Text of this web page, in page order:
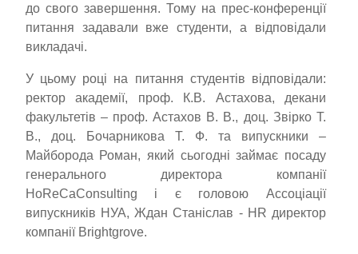
до свого завершення. Тому на прес-конференції
питання задавали вже студенти, а відповідали
викладачі.
У цьому році на питання студентів відповідали:
ректор академії, проф. К.В. Астахова, декани
факультетів – проф. Астахов В. В., доц. Звірко Т.
В., доц. Бочарникова Т. Ф. та випускники –
Майборода Роман, який сьогодні займає посаду
генерального директора компанії
HoReCaConsulting і є головою Ассоціації
випускників НУА, Ждан Станіслав - НR директор
компанії Brightgrove.